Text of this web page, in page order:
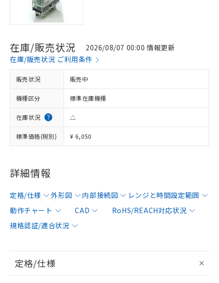
在庫/販売状況
2026/08/07 00:00 情報更新
在庫/販売状況 ご利用条件
販売状況 販売中
機種区分 標準在庫機種
在庫状況 △
標準価格(税別) ¥ 6,050
詳細情報
定格/仕様 外形図 内部接続図
レンジと時間設定範囲
動作チャート
CAD
RoHS/REACH対応状況
規格認証/適合状況
定格/仕様